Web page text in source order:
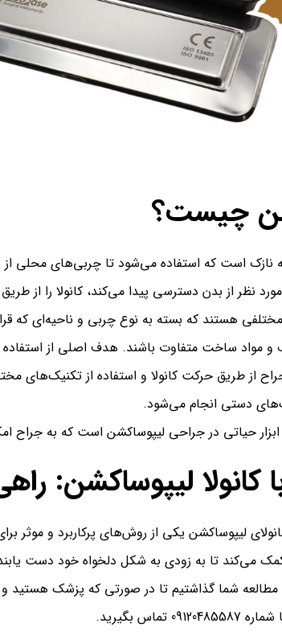
چیست؟
نازک است که استفاده می‌شود تا چربی‌های محلی
نظر از بدن دسترسی پیدا می‌کند، کانولا را از
مختلفی هستند که بسته به نوع چربی و ناحیه‌ای که
و مواد ساخت متفاوت باشند. هدف اصلی از
جراح از طریق حرکت کانولا و استفاده از
دستی انجام می‌شود.
ابزار حیاتی در جراحی لیپوساکشن است که به
کانولا لیپوساکشن:
لیپوساکشن یکی از روش‌های پرکاربرد و موثر
می‌کند تا به زودی به شکل دلخواه خود دست
شما گذاشتیم تا در صورتی که پزشک هستید و
بگیرید.